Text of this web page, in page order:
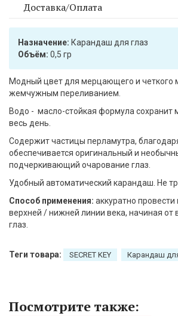
Доставка/Оплата
Назначение: Карандаш для глаз
Объём: 0,5 гр
Модный цвет для мерцающего и четкого
жемчужным переливанием.
Водо - масло-стойкая формула сохранит
весь день.
Содержит частицы перламутра,
обеспечивается оригинальный и
подчеркивающий очарование глаз.
Удобный автоматический карандаш. Не
Способ применения: аккуратно
верхней / нижней линии века, начиная от
глаз.
Теги товара: SEСRET KEY Карандаш
Посмотрите также: